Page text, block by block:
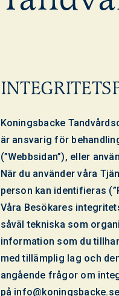
Koningsbacke
är ansvarig för
(”Webbsidan”), eller
När du använder våra
person kan identifieras
Våra Besökares
såväl tekniska som
information som du
med tillämplig lag och
angående frågor om
på info@koningsbacke.se